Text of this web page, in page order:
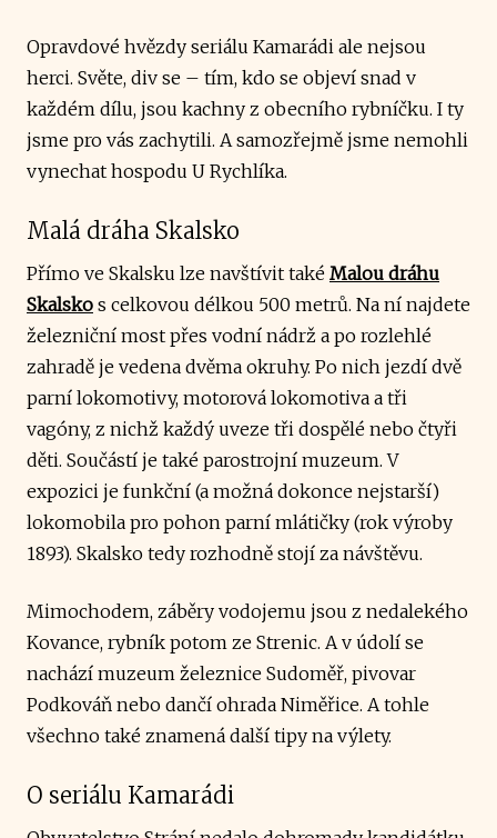
Opravdové hvězdy seriálu Kamarádi ale nejsou
herci. Světe, div se – tím, kdo se objeví snad v
každém dílu, jsou kachny z obecního rybníčku. I ty
jsme pro vás zachytili. A samozřejmě jsme nemohli
vynechat hospodu U Rychlíka.
Malá dráha Skalsko
Přímo ve Skalsku lze navštívit také Malou dráhu
Skalsko s celkovou délkou 500 metrů. Na ní najdete
železniční most přes vodní nádrž a po rozlehlé
zahradě je vedena dvěma okruhy. Po nich jezdí dvě
parní lokomotivy, motorová lokomotiva a tři
vagóny, z nichž každý uveze tři dospělé nebo čtyři
děti. Součástí je také parostrojní muzeum. V
expozici je funkční (a možná dokonce nejstarší)
lokomobila pro pohon parní mlátičky (rok výroby
1893). Skalsko tedy rozhodně stojí za návštěvu.
Mimochodem, záběry vodojemu jsou z nedalekého
Kovance, rybník potom ze Strenic. A v údolí se
nachází muzeum železnice Sudoměř, pivovar
Podkováň nebo dančí ohrada Niměřice. A tohle
všechno také znamená další tipy na výlety.
O seriálu Kamarádi